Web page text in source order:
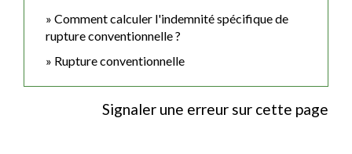
Comment calculer l'indemnité spécifique de
rupture conventionnelle ?
Rupture conventionnelle
Signaler une erreur sur cette page